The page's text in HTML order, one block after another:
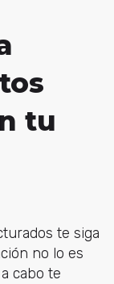
tu
te siga
no lo es
cabo te